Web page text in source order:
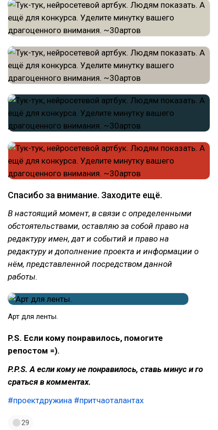
Спасибо за внимание. Заходите ещё.
В настоящий момент, в связи с определенными
обстоятельствами, оставляю за собой право на
редактуру имен, дат и событий и право на
редактуру и дополнение проекта и информации о
нём, представленной посредством данной
работы.
Арт для ленты.
P.S. Если кому понравилось, помогите
репостом =).
P.P.S. А если кому не понравилось, ставь минус и го
сраться в комментах.
#проектдружина #притчаоталантах
29